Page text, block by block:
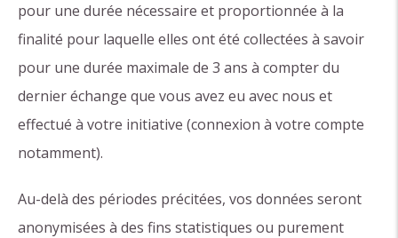
pour une durée nécessaire et proportionnée à la
finalité pour laquelle elles ont été collectées à savoir
pour une durée maximale de 3 ans à compter du
dernier échange que vous avez eu avec nous et
effectué à votre initiative (connexion à votre compte
notamment).
Au-delà des périodes précitées, vos données seront
anonymisées à des fins statistiques ou purement